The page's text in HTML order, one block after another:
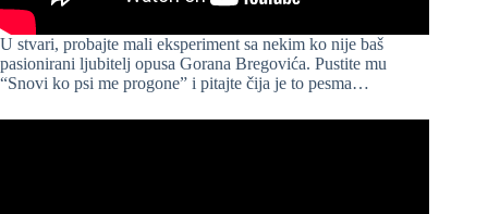
U stvari, probajte mali eksperiment sa nekim ko nije baš
pasionirani ljubitelj opusa Gorana Bregovića. Pustite mu
“Snovi ko psi me progone” i pitajte čija je to pesma…